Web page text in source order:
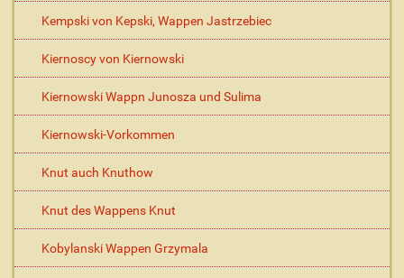
Kempski von Kepski, Wappen Jastrzebiec
Kiernoscy von Kiernowski
Kiernowski Wappn Junosza und Sulima
Kiernowski-Vorkommen
Knut auch Knuthow
Knut des Wappens Knut
Kobylanski Wappen Grzymala